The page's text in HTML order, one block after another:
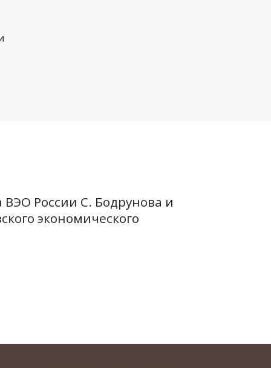
ВЭО России С. Бодрунова и
экономического